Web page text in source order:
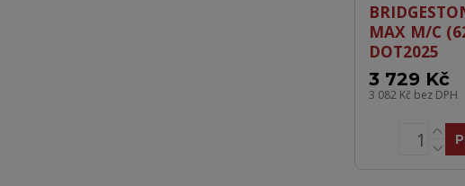
MAX M/C
DOT2025
3 729 Kč
3 082 Kč bez DPH